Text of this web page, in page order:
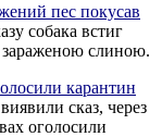
пес покусав
собака встиг
зараженою слиною.
карантин
сказ, через
оголосили